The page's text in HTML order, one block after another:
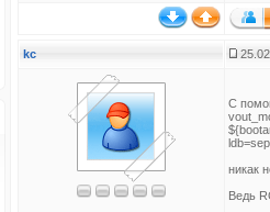
kc
С
никак
Ведь